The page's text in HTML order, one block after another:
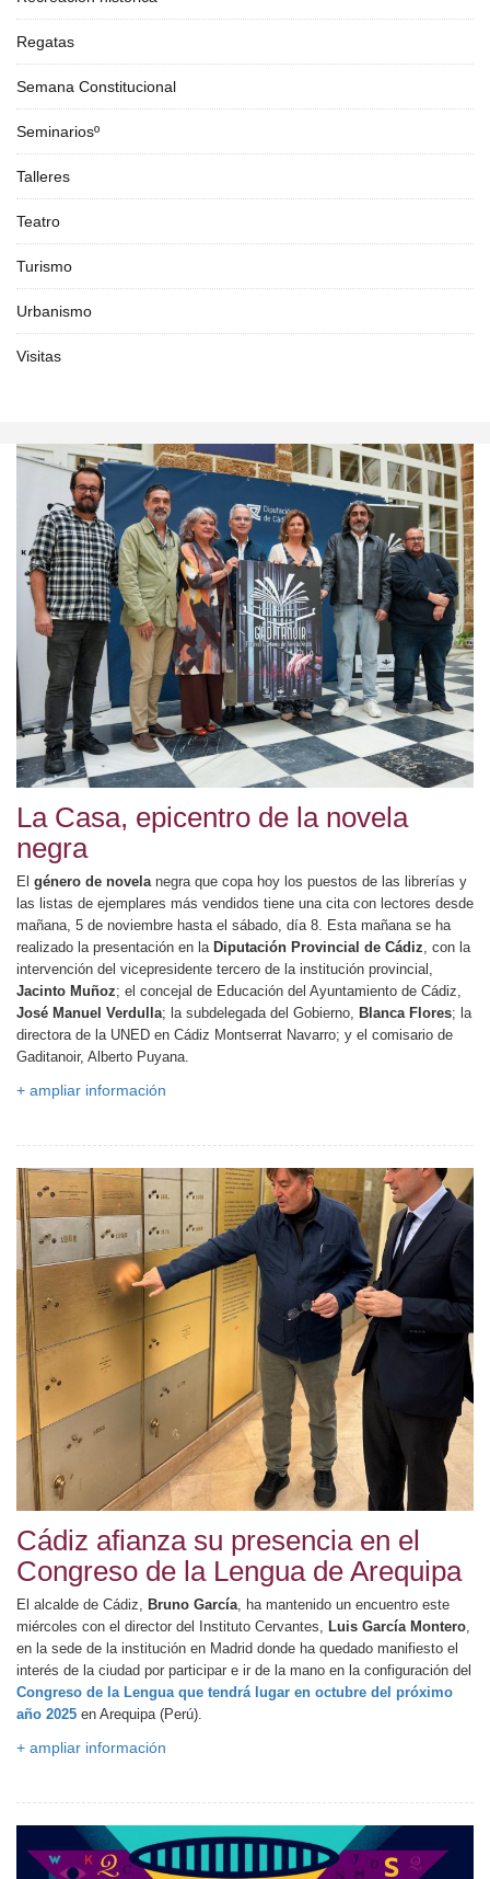
Regatas
Semana Constitucional
Seminariosº
Talleres
Teatro
Turismo
Urbanismo
Visitas
La Casa, epicentro de la novela
negra
El género de novela negra que copa hoy los puestos de las librerías y
las listas de ejemplares más vendidos tiene una cita con lectores desde
mañana, 5 de noviembre hasta el sábado, día 8. Esta mañana se ha
realizado la presentación en la Diputación Provincial de Cádiz , con la
intervención del vicepresidente tercero de la institución provincial,
Jacinto Muñoz; el concejal de Educación del Ayuntamiento de Cádiz,
José Manuel Verdulla; la subdelegada del Gobierno, Blanca Flores; la
directora de la UNED en Cádiz Montserrat Navarro; y el comisario de
Gaditanoir, Alberto Puyana.
+ ampliar información
Cádiz afianza su presencia en el
Congreso de la Lengua de Arequipa
El alcalde de Cádiz, Bruno García, ha mantenido un encuentro este
miércoles con el director del Instituto Cervantes, Luis García Montero,
en la sede de la institución en Madrid donde ha quedado manifiesto el
interés de la ciudad por participar e ir de la mano en la configuración del
Congreso de la Lengua que tendrá lugar en octubre del próximo
año 2025 en Arequipa (Perú).
+ ampliar información